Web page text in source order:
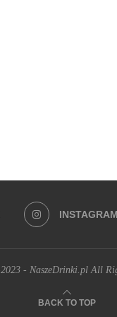
INSTAGRAM
- NaszeDrinki.pl All
BACK TO TOP